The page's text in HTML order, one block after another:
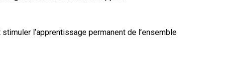
l’apprentissage permanent de l’ensemble